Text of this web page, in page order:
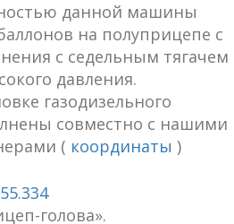
данной машины
на полуприцепе с
с седельным тягачем
давления.
газодизельного
совместно с нашими
( координаты )
голова».